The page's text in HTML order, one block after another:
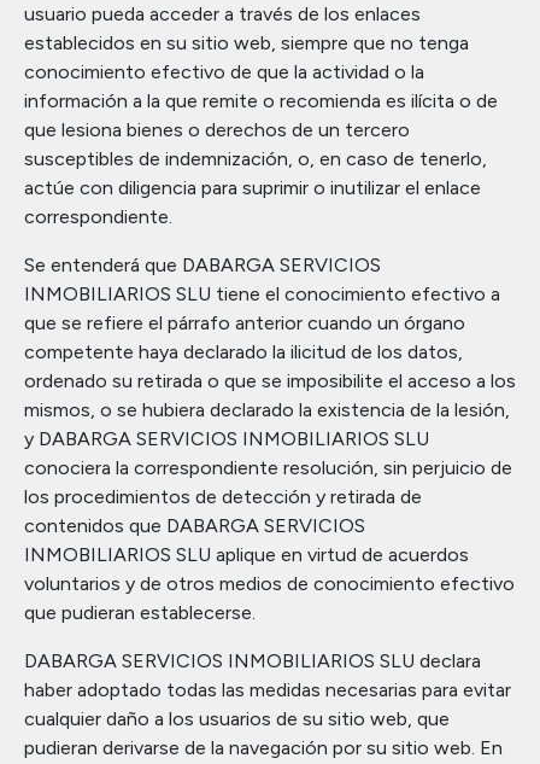
usuario pueda acceder a través de los enlaces
establecidos en su sitio web, siempre que no tenga
conocimiento efectivo de que la actividad o la
información a la que remite o recomienda es ilícita o de
que lesiona bienes o derechos de un tercero
susceptibles de indemnización, o, en caso de tenerlo,
actúe con diligencia para suprimir o inutilizar el enlace
correspondiente.
Se entenderá que DABARGA SERVICIOS
INMOBILIARIOS SLU tiene el conocimiento efectivo a
que se refiere el párrafo anterior cuando un órgano
competente haya declarado la ilicitud de los datos,
ordenado su retirada o que se imposibilite el acceso a los
mismos, o se hubiera declarado la existencia de la lesión,
y DABARGA SERVICIOS INMOBILIARIOS SLU
conociera la correspondiente resolución, sin perjuicio de
los procedimientos de detección y retirada de
contenidos que DABARGA SERVICIOS
INMOBILIARIOS SLU aplique en virtud de acuerdos
voluntarios y de otros medios de conocimiento efectivo
que pudieran establecerse.
DABARGA SERVICIOS INMOBILIARIOS SLU declara
haber adoptado todas las medidas necesarias para evitar
cualquier daño a los usuarios de su sitio web, que
pudieran derivarse de la navegación por su sitio web. En